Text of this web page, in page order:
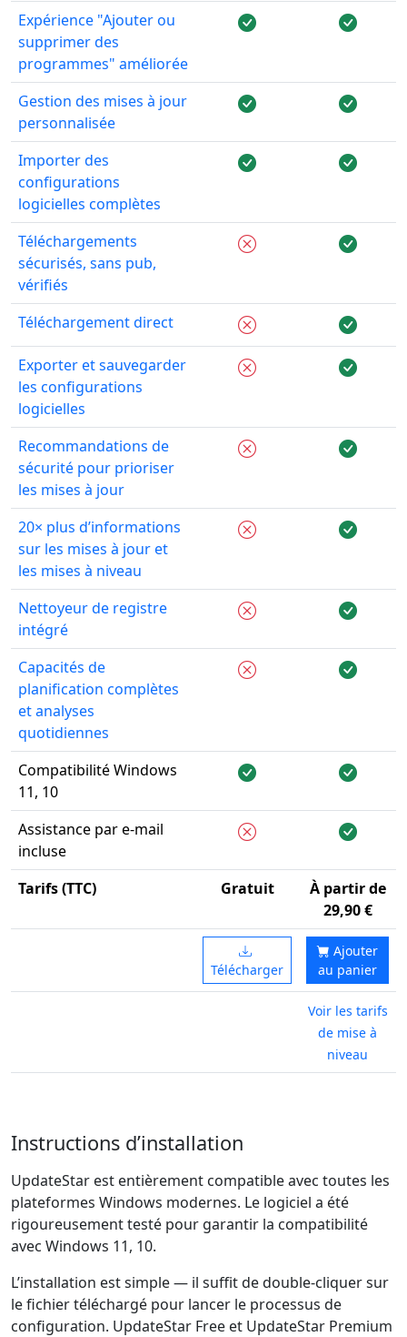
Expérience "Ajouter ou
supprimer des
programmes" améliorée
Gestion des mises à jour
personnalisée
Importer des
configurations
logicielles complètes
Téléchargements
sécurisés, sans pub,
vérifiés
Téléchargement direct
Exporter et sauvegarder
les configurations
logicielles
Recommandations de
sécurité pour prioriser
les mises à jour
20× plus d’informations
sur les mises à jour et
les mises à niveau
Nettoyeur de registre
intégré
Capacités de
planification complètes
et analyses
quotidiennes
Compatibilité Windows
11, 10
Assistance par e-mail
incluse
Tarifs (TTC)
Gratuit
À partir de
29,90 €
Télécharger
Ajouter
au panier
Voir les tarifs
de mise à
niveau
Instructions d’installation
UpdateStar est entièrement compatible avec toutes les
plateformes Windows modernes. Le logiciel a été
rigoureusement testé pour garantir la compatibilité
avec Windows 11, 10.
L’installation est simple — il suffit de double-cliquer sur
le fichier téléchargé pour lancer le processus de
configuration. UpdateStar Free et UpdateStar Premium